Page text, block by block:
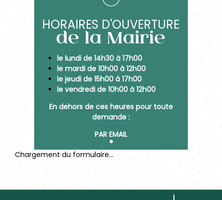
HORAIRES D'OUVERTURE
de la Mairie
le lundi de 14h30 à 17h00
le mardi de 10h00 à 12h00
le jeudi de 15h00 à 17h00
le vendredi de 10h00 à 12h00
En dehors de ces heures pour toute
demande :
PAR EMAIL
Chargement du formulaire...